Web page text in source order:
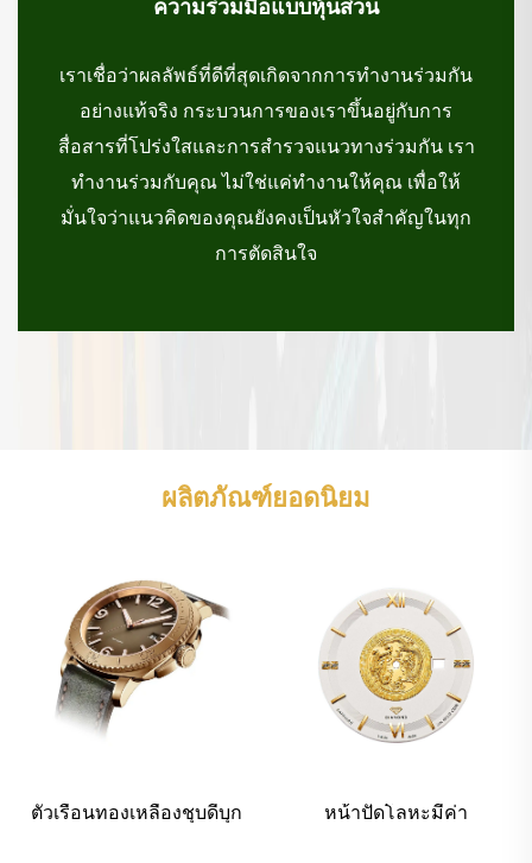
ความร่วมมือแบบหุ้นส่วน
เราเชื่อว่าผลลัพธ์ที่ดีที่สุดเกิดจากการทำงานร่วมกัน
อย่างแท้จริง กระบวนการของเราขึ้นอยู่กับการ
สื่อสารที่โปร่งใสและการสำรวจแนวทางร่วมกัน เรา
ทำงานร่วมกับคุณ ไม่ใช่แค่ทำงานให้คุณ เพื่อให้
มั่นใจว่าแนวคิดของคุณยังคงเป็นหัวใจสำคัญในทุก
การตัดสินใจ
ผลิตภัณฑ์ยอดนิยม
ตัวเรือนทองเหลืองชุบดีบุก หน้าปัดโลหะมีค่า